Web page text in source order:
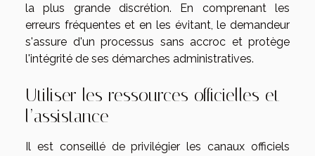
la plus grande discrétion. En comprenant les
erreurs fréquentes et en les évitant, le demandeur
s'assure d'un processus sans accroc et protège
l'intégrité de ses démarches administratives.
Utiliser les ressources officielles et
l’assistance
Il est conseillé de privilégier les canaux officiels